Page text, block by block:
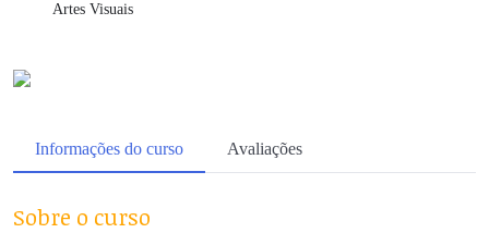
Artes Visuais
Informações do curso Avaliações
Sobre o curso